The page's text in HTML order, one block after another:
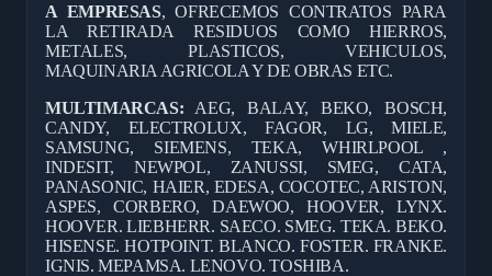
A EMPRESAS, OFRECEMOS CONTRATOS PARA
LA RETIRADA RESIDUOS COMO HIERROS,
METALES, PLASTICOS, VEHICULOS,
MAQUINARIA AGRICOLA Y DE OBRAS ETC.
MULTIMARCAS: AEG, BALAY, BEKO, BOSCH,
CANDY, ELECTROLUX, FAGOR, LG, MIELE,
SAMSUNG, SIEMENS, TEKA, WHIRLPOOL ,
INDESIT, NEWPOL, ZANUSSI, SMEG, CATA,
PANASONIC, HAIER, EDESA, COCOTEC, ARISTON,
ASPES, CORBERO, DAEWOO, HOOVER, LYNX.
HOOVER. LIEBHERR. SAECO. SMEG. TEKA. BEKO.
HISENSE. HOTPOINT. BLANCO. FOSTER. FRANKE.
IGNIS. MEPAMSA. LENOVO. TOSHIBA.